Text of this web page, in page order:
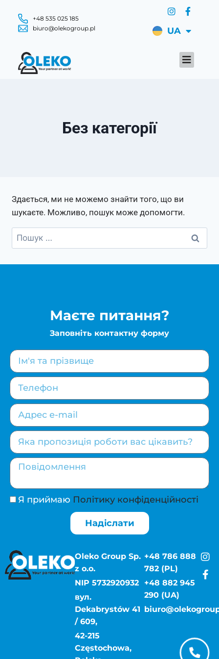
+48 535 025 185
biuro@olekogroup.pl
UA
Без категорії
Здається, ми не можемо знайти того, що ви
шукаєте. Можливо, пошук може допомогти.
Маєте питання?
Заповніть контактну форму
Я приймаю Політику конфіденційності
Надіслати
Oleko Group Sp.
z o.o.
NIP 5732920932
вул.
Dekabrystów 41
/ 609,
42-215
Częstochowa,
+48 786 888
782 (PL)
+48 882 945
290 (UA)